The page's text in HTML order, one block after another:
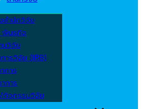
สำนักวิจัย
นธกิจ
นวิจัย
ารวิจัย (IRB)
การ
การ
กิจกรรมวิจัย